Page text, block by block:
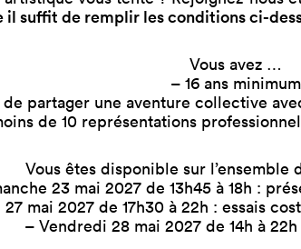
il suffit de remplir les conditions ci-
Vous avez …
– 16 ans minimum
partager une aventure collective
de 10 représentations
Vous êtes disponible sur l’ensemble
23 mai 2027 de 13h45 à 18h :
mai 2027 de 17h30 à 22h : essais
– Vendredi 28 mai 2027 de 14h à